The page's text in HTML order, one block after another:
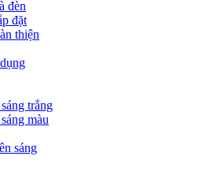
đèn
đặt
thiện
trắng
màu
sáng